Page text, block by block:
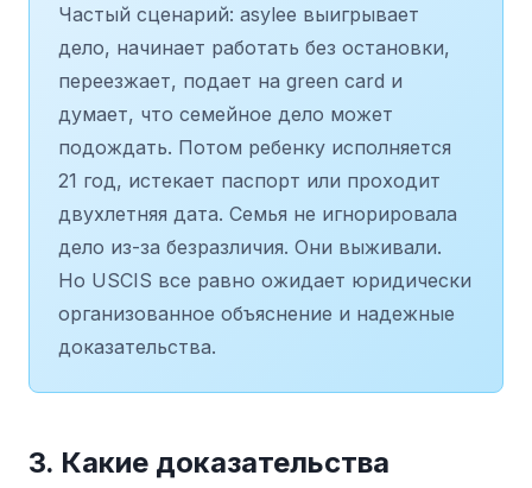
Частый сценарий: asylee выигрывает
дело, начинает работать без остановки,
переезжает, подает на green card и
думает, что семейное дело может
подождать. Потом ребенку исполняется
21 год, истекает паспорт или проходит
двухлетняя дата. Семья не игнорировала
дело из-за безразличия. Они выживали.
Но USCIS все равно ожидает юридически
организованное объяснение и надежные
доказательства.
3. Какие доказательства